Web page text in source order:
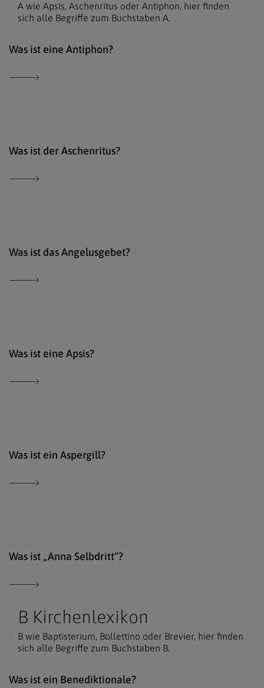
A wie Apsis, Aschenritus oder Antiphon, hier finden
sich alle Begriffe zum Buchstaben A.
Was ist eine Antiphon?
Was ist der Aschenritus?
Was ist das Angelusgebet?
Was ist eine Apsis?
Was ist ein Aspergill?
Was ist „Anna Selbdritt“?
B Kirchenlexikon
B wie Baptisterium, Bollettino oder Brevier, hier finden
sich alle Begriffe zum Buchstaben B.
Was ist ein Benediktionale?